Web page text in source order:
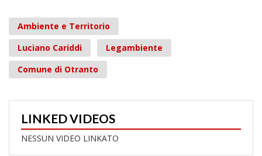
Ambiente e Territorio
Luciano Cariddi
Legambiente
Comune di Otranto
LINKED VIDEOS
NESSUN VIDEO LINKATO